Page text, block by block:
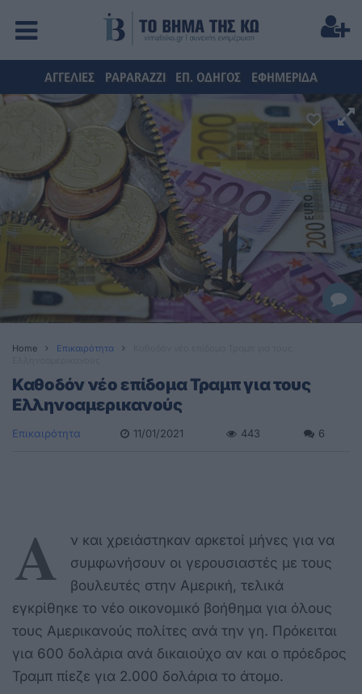
ΑΓΓΕΛΙΕΣ PAPARAZZI ΕΠ. ΟΔΗΓΟΣ ΕΦΗΜΕΡΙΔΑ
Home Επικαιρότητα
Καθοδόν νέο επίδομα Τραμπ για τους
Ελληνοαμερικανούς
Επικαιρότητα 11/01/2021 443 6
Α
ν και χρειάστηκαν αρκετοί μήνες για να
συμφωνήσουν οι γερουσιαστές με τους
βουλευτές στην Αμερική, τελικά
εγκρίθηκε το νέο οικονομικό βοήθημα για όλους
τους Αμερικανούς πολίτες ανά την γη. Πρόκειται
για 600 δολάρια ανά δικαιούχο αν και ο πρόεδρος
Τραμπ πίεζε για 2.000 δολάρια το άτομο.